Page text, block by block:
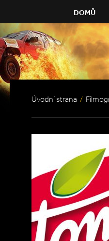
DOMŮ
Úvodní strana /